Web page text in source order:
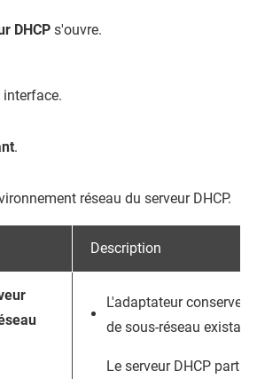
DHCP s'ouvre.
interface.
.
réseau du serveur DHCP.
Description
L'adaptateur conserve
de sous-réseau
Le serveur DHCP